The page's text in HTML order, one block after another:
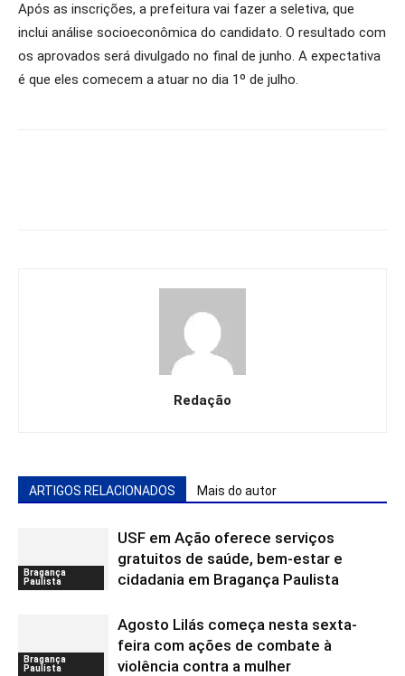
Após as inscrições, a prefeitura vai fazer a seletiva, que
inclui análise socioeconômica do candidato. O resultado com
os aprovados será divulgado no final de junho. A expectativa
é que eles comecem a atuar no dia 1º de julho.
Redação
ARTIGOS RELACIONADOS Mais do autor
Bragança
Paulista
USF em Ação oferece serviços
gratuitos de saúde, bem-estar e
cidadania em Bragança Paulista
Bragança
Paulista
Agosto Lilás começa nesta sexta-
feira com ações de combate à
violência contra a mulher